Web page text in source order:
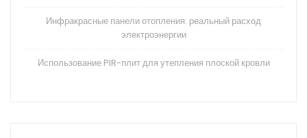
Инфракрасные панели отопления: реальный расход
электроэнергии
Использование PIR-плит для утепления плоской кровли